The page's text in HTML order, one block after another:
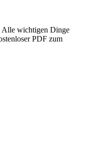
Alle wichtigen Dinge
PDF zum